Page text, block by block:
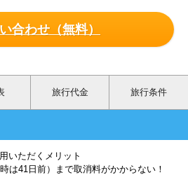
合わせ（無料）
旅行代金 旅行条件
いただくメリット
は41日前）まで取消料がかからない！